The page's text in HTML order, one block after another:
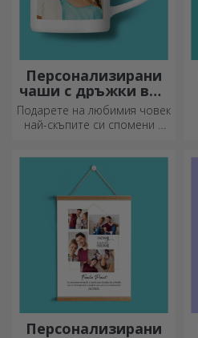
Персонализирани
чаши с дръжки във
формата на сърце
Подарете на любимия човек
най-скъпите си спомени с
сърце.
Персонализирани